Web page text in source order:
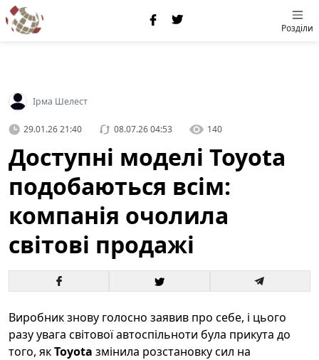
Розділи
Ірма Шелест
29.01.26 21:40 08.07.26 04:53 140
Доступні моделі Toyota
подобаються всім:
компанія очолила
світові продажі
Виробник знову голосно заявив про себе, і цього
разу увага світової автоспільноти була прикута до
того, якToyota змінила розстановку сил на